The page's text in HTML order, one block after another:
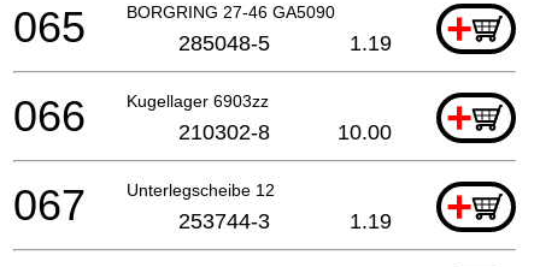
BORGRING 27-46 GA5090 +
065 285048-5 1.19
Kugellager 6903zz +
066 210302-8 10.00
Unterlegscheibe 12 +
067 253744-3 1.19